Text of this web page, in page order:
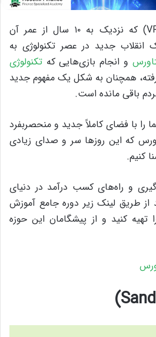
فضای واقعیت مجازی (VR) که نزدیک به ۱۰ سال از عمر آن
انقلاب جدید در عصر تکنولوژی به
و انجام بازی‌هایی که تکنولوژی
رفته، همچنان به شکل یک مفهوم جدید
باقی مانده است.
را با فضای کاملاً جدید و منحصربفرد
که این روز‌ها سر و صدای زیادی
کنیم.
و راه‌های کسب درآمد در دنیای
از طریق لینک زیر دوره جامع آموزش
کنید و از پیشگامان این حوزه